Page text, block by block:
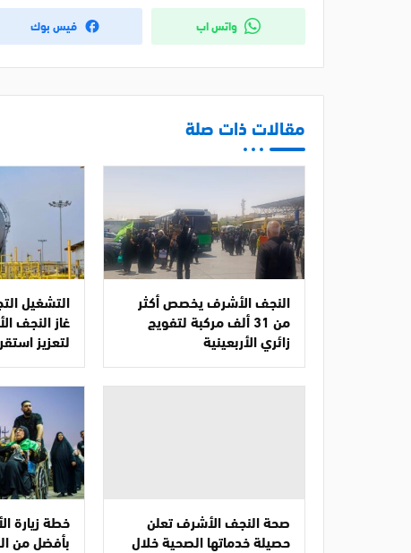
واتس اب فيس بوك
مقالات ذات صلة
النجف الأشرف يخصص أكثر
من 31 ألف مركبة لتفويج
زائري الأربعينية
التشغيل
غاز النجف
لتعزيز
صحة النجف الأشرف تعلن
حصيلة خدماتها الصحية خلال
خطة زيارة
بأفضل من